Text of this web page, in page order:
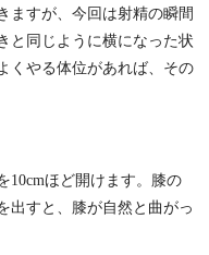
ますが、今回は射精の瞬間
と同じように横になった状
くやる体位があれば、その
10cmほど開けます。膝の
出すと、膝が自然と曲がっ